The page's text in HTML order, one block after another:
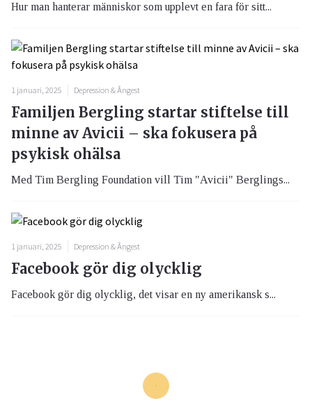
Hur man hanterar människor som upplevt en fara för sitt...
1 januari, 2025 Depression & Ångest
Familjen Bergling startar stiftelse till
minne av Avicii – ska fokusera på
psykisk ohälsa
Med Tim Bergling Foundation vill Tim "Avicii" Berglings...
1 januari, 2025 Depression & Ångest
Facebook gör dig olycklig
Facebook gör dig olycklig, det visar en ny amerikansk s...